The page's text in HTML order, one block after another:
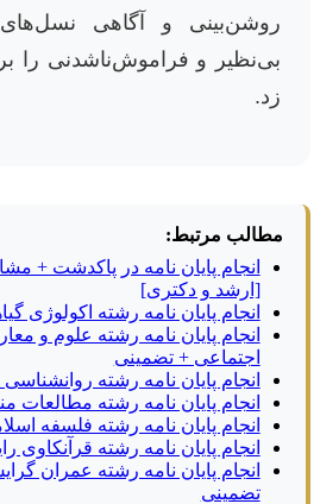
روشن‌بینی و آگاهی نسل‌های
بی‌نظیر و فراموش‌ناشدنی را
زد.
مطالب مرتبط:
انجام پایان نامه در پاکدشت +
[ارشد و دکتری]
انجام پایان نامه رشته اکولوژی
انجام پایان نامه رشته علوم و
اجتماعی + تضمینی
انجام پایان نامه رشته
انجام پایان نامه رشته مطالعات
انجام پایان نامه رشته فلسفه
انجام پایان نامه رشته قرآنکاوی
انجام پایان نامه رشته عمران
تضمینی